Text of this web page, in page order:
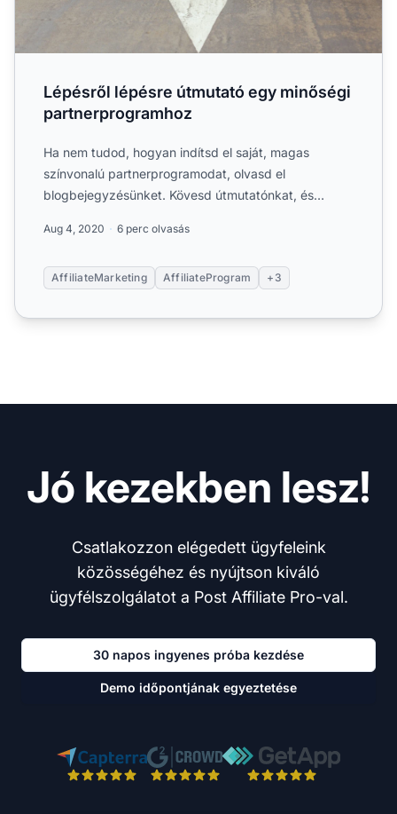
Lépésről lépésre útmutató egy minőségi
partnerprogramhoz
Ha nem tudod, hogyan indítsd el saját, magas
színvonalú partnerprogramodat, olvasd el
blogbejegyzésünket. Kövesd útmutatónkat, és
Aug 4, 2020 6 perc olvasás
AffiliateMarketing AffiliateProgram +3
Jó kezekben lesz!
Csatlakozzon elégedett ügyfeleink
közösségéhez és nyújtson kiváló
ügyfélszolgálatot a Post Affiliate Pro-val.
30 napos ingyenes próba kezdése
Demo időpontjának egyeztetése